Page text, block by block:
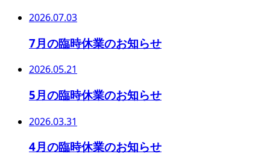
2026.07.03
7月の臨時休業のお知らせ
2026.05.21
5月の臨時休業のお知らせ
2026.03.31
4月の臨時休業のお知らせ